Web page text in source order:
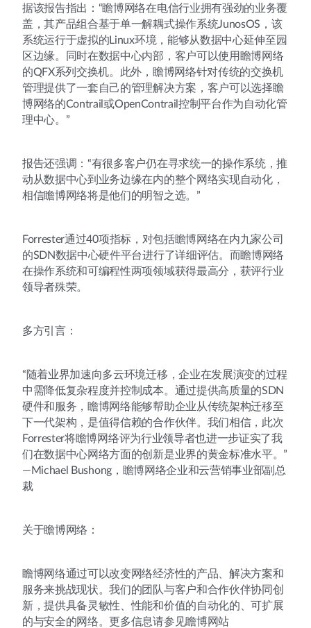
据该报告指出：“瞻博网络在电信行业拥有强劲的业务覆
盖，其产品组合基于单一解耦式操作系统JunosOS，该
系统运行于虚拟的Linux环境，能够从数据中心延伸至园
区边缘。同时在数据中心内部，客户可以使用瞻博网络
的QFX系列交换机。此外，瞻博网络针对传统的交换机
管理提供了一套自己的管理解决方案，客户可以选择瞻
博网络的Contrail或OpenContrail控制平台作为自动化管
理中心。”
报告还强调：“有很多客户仍在寻求统一的操作系统，推
动从数据中心到业务边缘在内的整个网络实现自动化，
相信瞻博网络将是他们的明智之选。”
Forrester通过40项指标，对包括瞻博网络在内九家公司
的SDN数据中心硬件平台进行了详细评估。而瞻博网络
在操作系统和可编程性两项领域获得最高分，获评行业
领导者殊荣。
多方引言：
“随着业界加速向多云环境迁移，企业在发展演变的过程
中需降低复杂程度并控制成本。通过提供高质量的SDN
硬件和服务，瞻博网络能够帮助企业从传统架构迁移至
下一代架构，是值得信赖的合作伙伴。我们相信，此次
Forrester将瞻博网络评为行业领导者也进一步证实了我
们在数据中心网络方面的创新是业界的黄金标准水平。”
—Michael Bushong，瞻博网络企业和云营销事业部副总
裁
关于瞻博网络：
瞻博网络通过可以改变网络经济性的产品、解决方案和
服务来挑战现状。我们的团队与客户和合作伙伴协同创
新，提供具备灵敏性、性能和价值的自动化的、可扩展
的与安全的网络。更多信息请参见瞻博网站